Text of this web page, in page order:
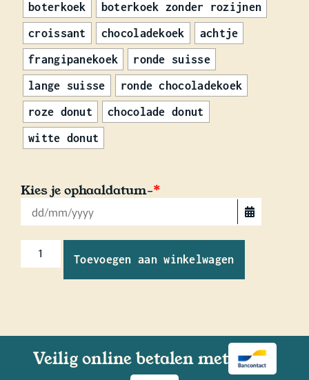
boterkoek boterkoek zonder rozijnen
croissant chocoladekoek achtje
frangipanekoek ronde suisse
lange suisse ronde chocoladekoek
roze donut chocolade donut
witte donut
*
Kies je ophaaldatum-
Toevoegen aan winkelwagen
Veilig online betalen met